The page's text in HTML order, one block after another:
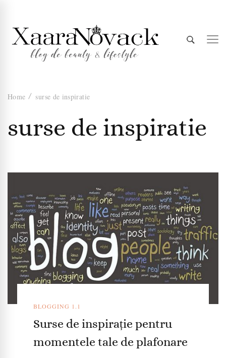
Xaara
Novack
Home surse de inspiratie
surse de inspiratie
BLOGGING 1.1
Surse de inspirație pentru
momentele tale de plafonare